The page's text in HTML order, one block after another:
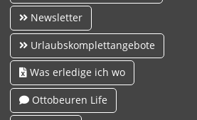
Newsletter
Urlaubskomplettangebote
Was erledige ich wo
Ottobeuren Life